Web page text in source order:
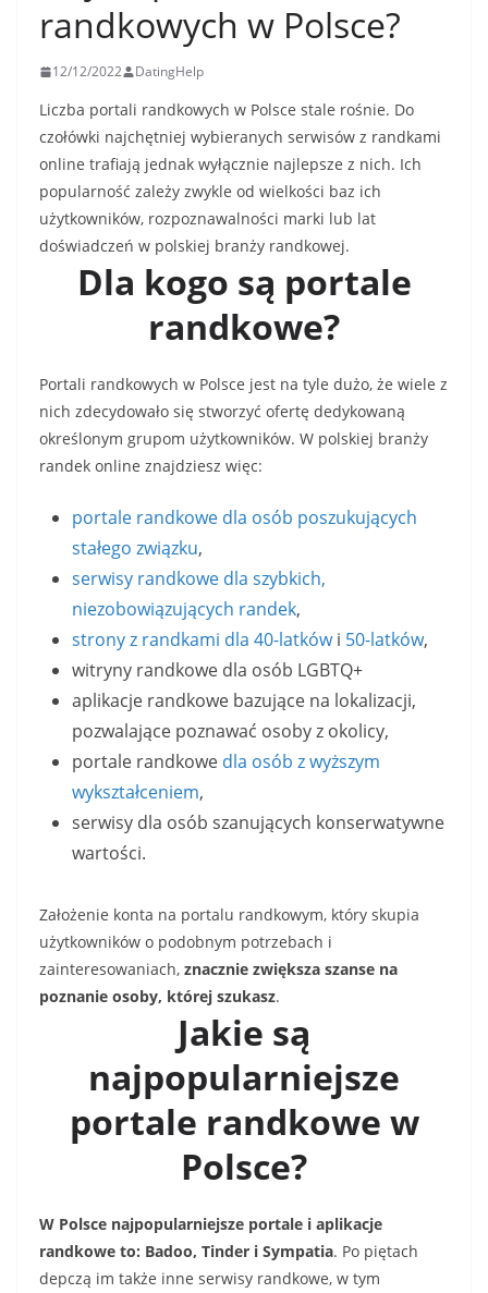
randkowych w Polsce?
12/12/2022 DatingHelp
Liczba portali randkowych w Polsce stale rośnie. Do
czołówki najchętniej wybieranych serwisów z randkami
online trafiają jednak wyłącznie najlepsze z nich. Ich
popularność zależy zwykle od wielkości baz ich
użytkowników, rozpoznawalności marki lub lat
doświadczeń w polskiej branży randkowej.
Dla kogo są portale
randkowe?
Portali randkowych w Polsce jest na tyle dużo, że wiele z
nich zdecydowało się stworzyć ofertę dedykowaną
określonym grupom użytkowników. W polskiej branży
randek online znajdziesz więc:
portale randkowe dla osób poszukujących
stałego związku,
serwisy randkowe dla szybkich,
niezobowiązujących randek,
strony z randkami dla 40-latkówi 50-latków,
witryny randkowe dla osób LGBTQ+
aplikacje randkowe bazujące na lokalizacji,
pozwalające poznawać osoby z okolicy,
portale randkowe dla osób z wyższym
wykształceniem,
serwisy dla osób szanujących konserwatywne
wartości.
Założenie konta na portalu randkowym, który skupia
użytkowników o podobnym potrzebach i
zainteresowaniach, znacznie zwiększa szanse na
poznanie osoby, której szukasz.
Jakie są
najpopularniejsze
portale randkowe w
Polsce?
W Polsce najpopularniejsze portale i aplikacje
randkowe to: Badoo, Tinder i Sympatia. Po piętach
depczą im także inne serwisy randkowe, w tym